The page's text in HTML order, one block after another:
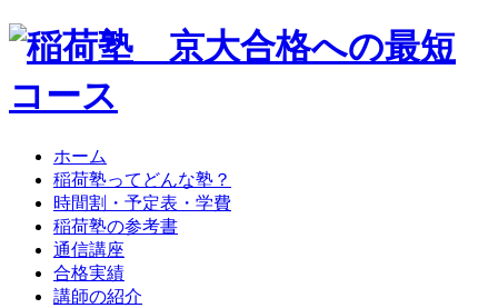
ホーム
稲荷塾ってどんな塾？
時間割・予定表・学費
稲荷塾の参考書
通信講座
合格実績
講師の紹介